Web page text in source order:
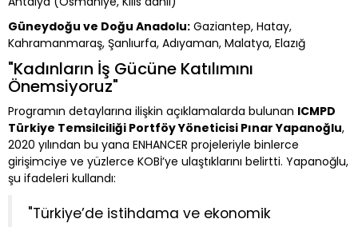
Güneydoğu ve Doğu Anadolu: Gaziantep, Hatay,
Kahramanmaraş, Şanlıurfa, Adıyaman, Malatya, Elazığ
"Kadınların İş Gücüne Katılımını
Önemsiyoruz"
Programın detaylarına ilişkin açıklamalarda bulunan ICMPD
Türkiye Temsilciliği Portföy Yöneticisi Pınar Yapanoğlu,
2020 yılından bu yana ENHANCER projeleriyle binlerce
girişimciye ve yüzlerce KOBİ’ye ulaştıklarını belirtti. Yapanoğlu,
şu ifadeleri kullandı:
"Türkiye’de istihdama ve ekonomik